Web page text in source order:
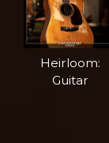
Heirloom:
Guitar